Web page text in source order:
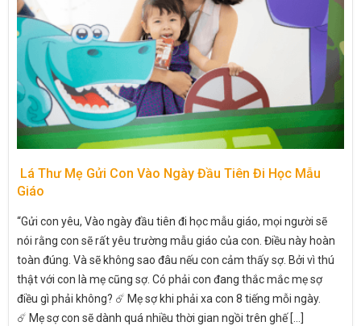
Lá Thư Mẹ Gửi Con Vào Ngày Đầu Tiên Đi Học Mẫu
Giáo
“Gửi con yêu, Vào ngày đầu tiên đi học mẫu giáo, mọi người sẽ
nói rằng con sẽ rất yêu trường mẫu giáo của con. Điều này hoàn
toàn đúng. Và sẽ không sao đâu nếu con cảm thấy sợ. Bởi vì thú
thật với con là mẹ cũng sợ. Có phải con đang thắc mắc mẹ sợ
điều gì phải không? ☄️ Mẹ sợ khi phải xa con 8 tiếng mỗi ngày.
☄️ Mẹ sợ con sẽ dành quá nhiều thời gian ngồi trên ghế [...]